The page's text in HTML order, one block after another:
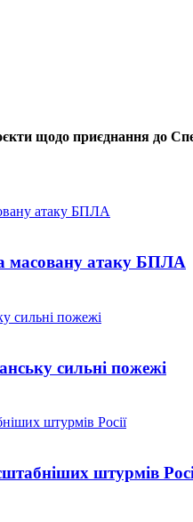
щодо приєднання до
масовану атаку БПЛА
сильні пожежі
штурмів